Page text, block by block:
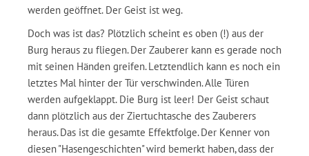
werden geöffnet. Der Geist ist weg.
Doch was ist das? Plötzlich scheint es oben (!) aus der
Burg heraus zu fliegen. Der Zauberer kann es gerade noch
mit seinen Händen greifen. Letztendlich kann es noch ein
letztes Mal hinter der Tür verschwinden. Alle Türen
werden aufgeklappt. Die Burg ist leer! Der Geist schaut
dann plötzlich aus der Ziertuchtasche des Zauberers
heraus. Das ist die gesamte Effektfolge. Der Kenner von
diesen "Hasengeschichten" wird bemerkt haben, dass der